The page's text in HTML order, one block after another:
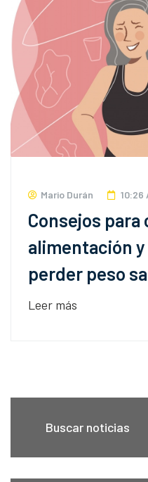
Mario Durán 10:26
Consejos para
alimentación
perder peso
Leer más